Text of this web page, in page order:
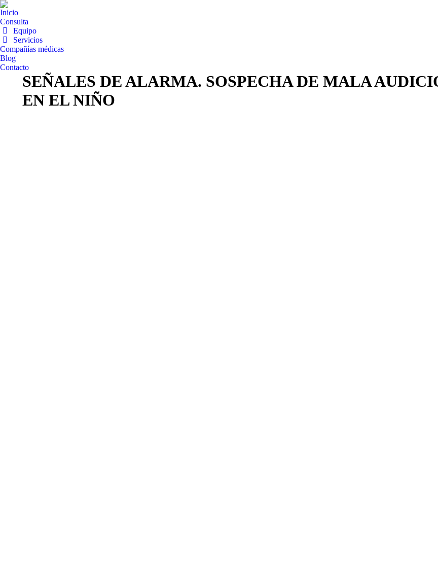
Inicio
Consulta
Equipo
Servicios
Compañías médicas
Blog
Contacto
SEÑALES DE ALARMA. SOSPECHA DE MALA
EN EL NIÑO